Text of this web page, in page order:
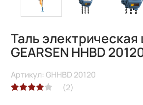
Таль электрическая
GEARSEN HHBD
(2)
Артикул: GHHBD 20120